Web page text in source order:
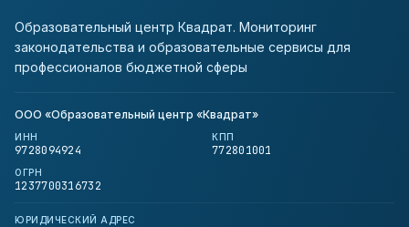
Образовательный центр Квадрат. Мониторинг
законодательства и образовательные сервисы для
профессионалов бюджетной сферы
ООО «Образовательный центр «Квадрат»
ИНН
9728094924
КПП
772801001
ОГРН
1237700316732
ЮРИДИЧЕСКИЙ АДРЕС